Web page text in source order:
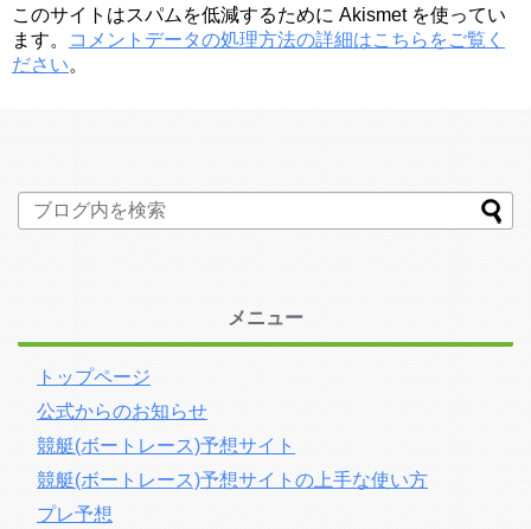
このサイトはスパムを低減するために Akismet を使ってい
ます。
コメントデータの処理方法の詳細はこちらをご覧く
ださい。
メニュー
トップページ
公式からのお知らせ
競艇(ボートレース)予想サイト
競艇(ボートレース)予想サイトの上手な使い方
プレ予想